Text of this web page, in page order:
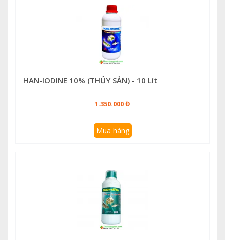
HAN-IODINE 10% (THỦY SẢN) - 10 Lít
1.350.000 Đ
Mua hàng